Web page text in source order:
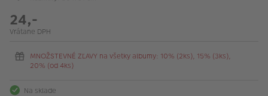
24,-
Vrátane DPH
MNOŽSTEVNÉ ZĽAVY na všetky albumy: 10% (2ks), 15% (3ks),
20% (od 4ks)
Na sklade